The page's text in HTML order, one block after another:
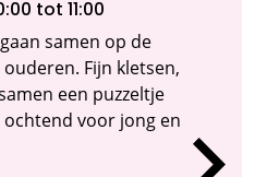
tot 11:00
samen op de
Fijn kletsen,
een puzzeltje
ochtend voor jong en